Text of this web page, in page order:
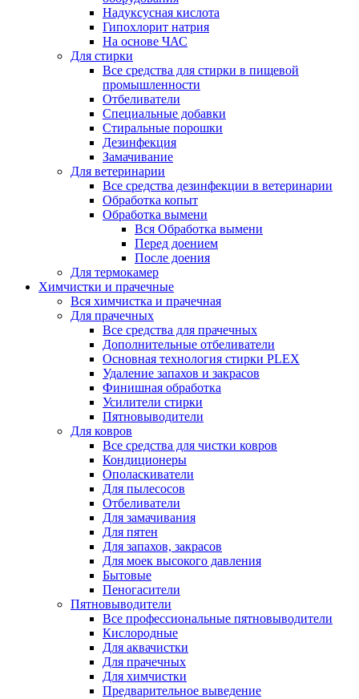
Надуксусная кислота
Гипохлорит натрия
На основе ЧАС
Для стирки
Все средства для стирки в пищевой
промышленности
Отбеливатели
Специальные добавки
Стиральные порошки
Дезинфекция
Замачивание
Для ветеринарии
Все средства дезинфекции в ветеринарии
Обработка копыт
Обработка вымени
Вся Обработка вымени
Перед доением
После доения
Для термокамер
Химчистки и прачечные
Вся химчистка и прачечная
Для прачечных
Все средства для прачечных
Дополнительные отбеливатели
Основная технология стирки PLEX
Удаление запахов и закрасов
Финишная обработка
Усилители стирки
Пятновыводители
Для ковров
Все средства для чистки ковров
Кондиционеры
Ополаскиватели
Для пылесосов
Отбеливатели
Для замачивания
Для пятен
Для запахов, закрасов
Для моек высокого давления
Бытовые
Пеногасители
Пятновыводители
Все профессиональные пятновыводители
Кислородные
Для аквачистки
Для прачечных
Для химчистки
Предварительное выведение